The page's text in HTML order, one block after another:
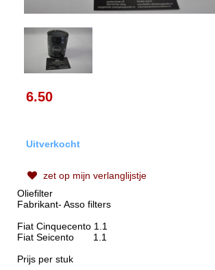
6.50
Uitverkocht
zet op mijn verlanglijstje
Oliefilter
Fabrikant- Asso filters
Fiat Cinquecento 1.1
Fiat Seicento 1.1
Prijs per stuk